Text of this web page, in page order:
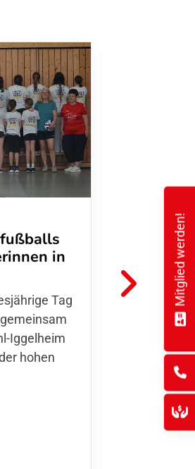
in
Tag
Iggelheim
hohen
01.06.2026
Danke
FFC
Hoffmann
Thomas
den
Finnla…
Mitglied werden!